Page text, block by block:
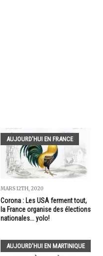
AUJOURD'HUI EN FRANCE
MARS 12TH, 2020
Corona : Les USA ferment tout,
la France organise des élections
nationales... yolo!
AUJOURD'HUI EN MARTINIQUE